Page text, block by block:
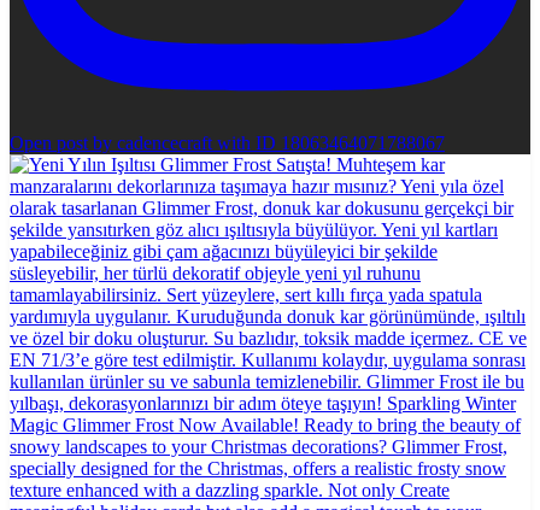
Open post by cadencecraft with ID 18063464071788067